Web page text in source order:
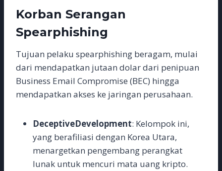
Korban Serangan
Spearphishing
Tujuan pelaku spearphishing beragam, mulai
dari mendapatkan jutaan dolar dari penipuan
Business Email Compromise (BEC) hingga
mendapatkan akses ke jaringan perusahaan.
DeceptiveDevelopment: Kelompok ini,
yang berafiliasi dengan Korea Utara,
menargetkan pengembang perangkat
lunak untuk mencuri mata uang kripto.